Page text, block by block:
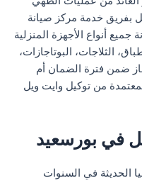
بفريق خدمة مركز صيانة
أنواع الأجهزة المنزلية
الثلاجات، البوتاجازات،
ضمن فترة الضمان أم
من توكيل وايت ويل
في بورسعيد
الحديثة في السنوات